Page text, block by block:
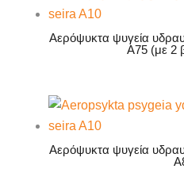
Αερόψυκτα ψυγεία
A75 (με 2
Αερόψυκτα ψυγεία